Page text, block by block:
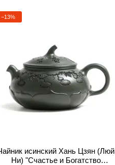
−13%
исинский Хань Цзян (Люй
Ни) "Счастье и Богатство